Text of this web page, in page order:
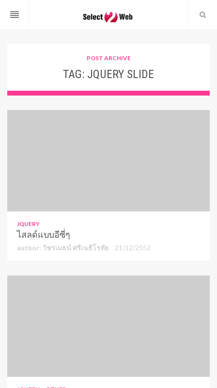
reorder
POST ARCHIVE
TAG: JQUERY SLIDE
JQUERY
ไสลด์แบบอีซี่ๆ
author: วัชรเมธน์ ศรีเนธิโรทัย 21/12/2552